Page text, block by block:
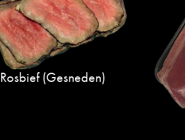
Rosbief (gesneden)